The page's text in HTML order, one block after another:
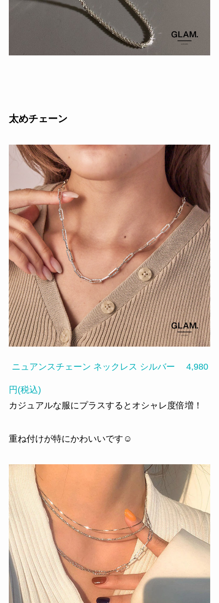
太めチェーン
ニュアンスチェーン ネックレス シルバー 4,980
円(税込)
カジュアルな服にプラスするとオシャレ度倍増！
重ね付けが特にかわいいです☺️